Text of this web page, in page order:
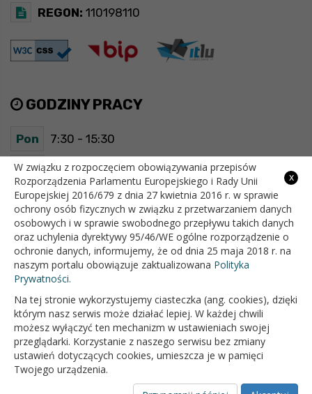
REGON: 110198110
GODZINY PRACY
Pon 7:30 - 15:30
Wt 7:30 - 15:30
Śr 7:30 - 15:30
Czw 7:30 - 15:30
Pt 7:30 - 15:30
OFICJALNY SERWIS INTERNETOWY GMINY BIAŁOPOLE
x
W związku z rozpoczęciem obowiązywania przepisów
Rozporządzenia Parlamentu Europejskiego i Rady Unii
Europejskiej 2016/679 z dnia 27 kwietnia 2016 r. w sprawie
ochrony osób fizycznych w związku z przetwarzaniem danych
osobowych i w sprawie swobodnego przepływu takich danych
oraz uchylenia dyrektywy 95/46/WE ogólne rozporządzenie o
ochronie danych, informujemy, że od dnia 25 maja 2018 r. na
naszym portalu obowiązuje zaktualizowana Polityka
Prywatności.
Na tej stronie wykorzystujemy ciasteczka (ang. cookies), dzięki
którym nasz serwis może działać lepiej. W każdej chwili
możesz wyłączyć ten mechanizm w ustawieniach swojej
przeglądarki. Korzystanie z naszego serwisu bez zmiany
ustawień dotyczących cookies, umieszcza je w pamięci
Twojego urządzenia.